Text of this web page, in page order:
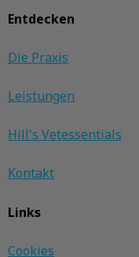
Entdecken
Die Praxis
Leistungen
Hill's Vetessentials
Kontakt
Links
Cookies